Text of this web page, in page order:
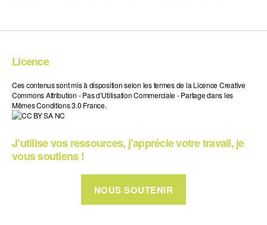
Licence
Ces contenus sont mis à disposition selon les termes de la Licence Creative
Commons Attribution - Pas d’Utilisation Commerciale - Partage dans les
Mêmes Conditions 3.0 France.
J’utilise vos ressources, j’apprécie votre travail, je
vous soutiens !
NOUS SOUTENIR